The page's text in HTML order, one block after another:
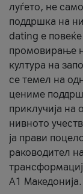
луѓето, не
поддршка на
dating е
промовирање
култура на
се темел на
цениме
приклучија на
нивното
ја прави
раководител
А1 Македонија.